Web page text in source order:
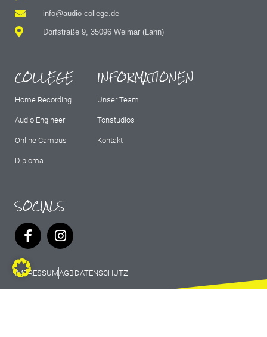
info@audio-college.de
Dorfstraße 9, 35096 Weimar (Lahn)
COLLEGE
Home Recording
Audio Engineer
Online Campus
Diploma
INFORMATIONEN
Unser Team
Tonstudios
Kontakt
SOCIALS
IMPRESSUMAGBDATENSCHUTZ